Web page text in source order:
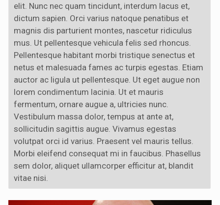
elit. Nunc nec quam tincidunt, interdum lacus et,
dictum sapien. Orci varius natoque penatibus et
magnis dis parturient montes, nascetur ridiculus
mus. Ut pellentesque vehicula felis sed rhoncus.
Pellentesque habitant morbi tristique senectus et
netus et malesuada fames ac turpis egestas. Etiam
auctor ac ligula ut pellentesque. Ut eget augue non
lorem condimentum lacinia. Ut et mauris
fermentum, ornare augue a, ultricies nunc.
Vestibulum massa dolor, tempus at ante at,
sollicitudin sagittis augue. Vivamus egestas
volutpat orci id varius. Praesent vel mauris tellus.
Morbi eleifend consequat mi in faucibus. Phasellus
sem dolor, aliquet ullamcorper efficitur at, blandit
vitae nisi.